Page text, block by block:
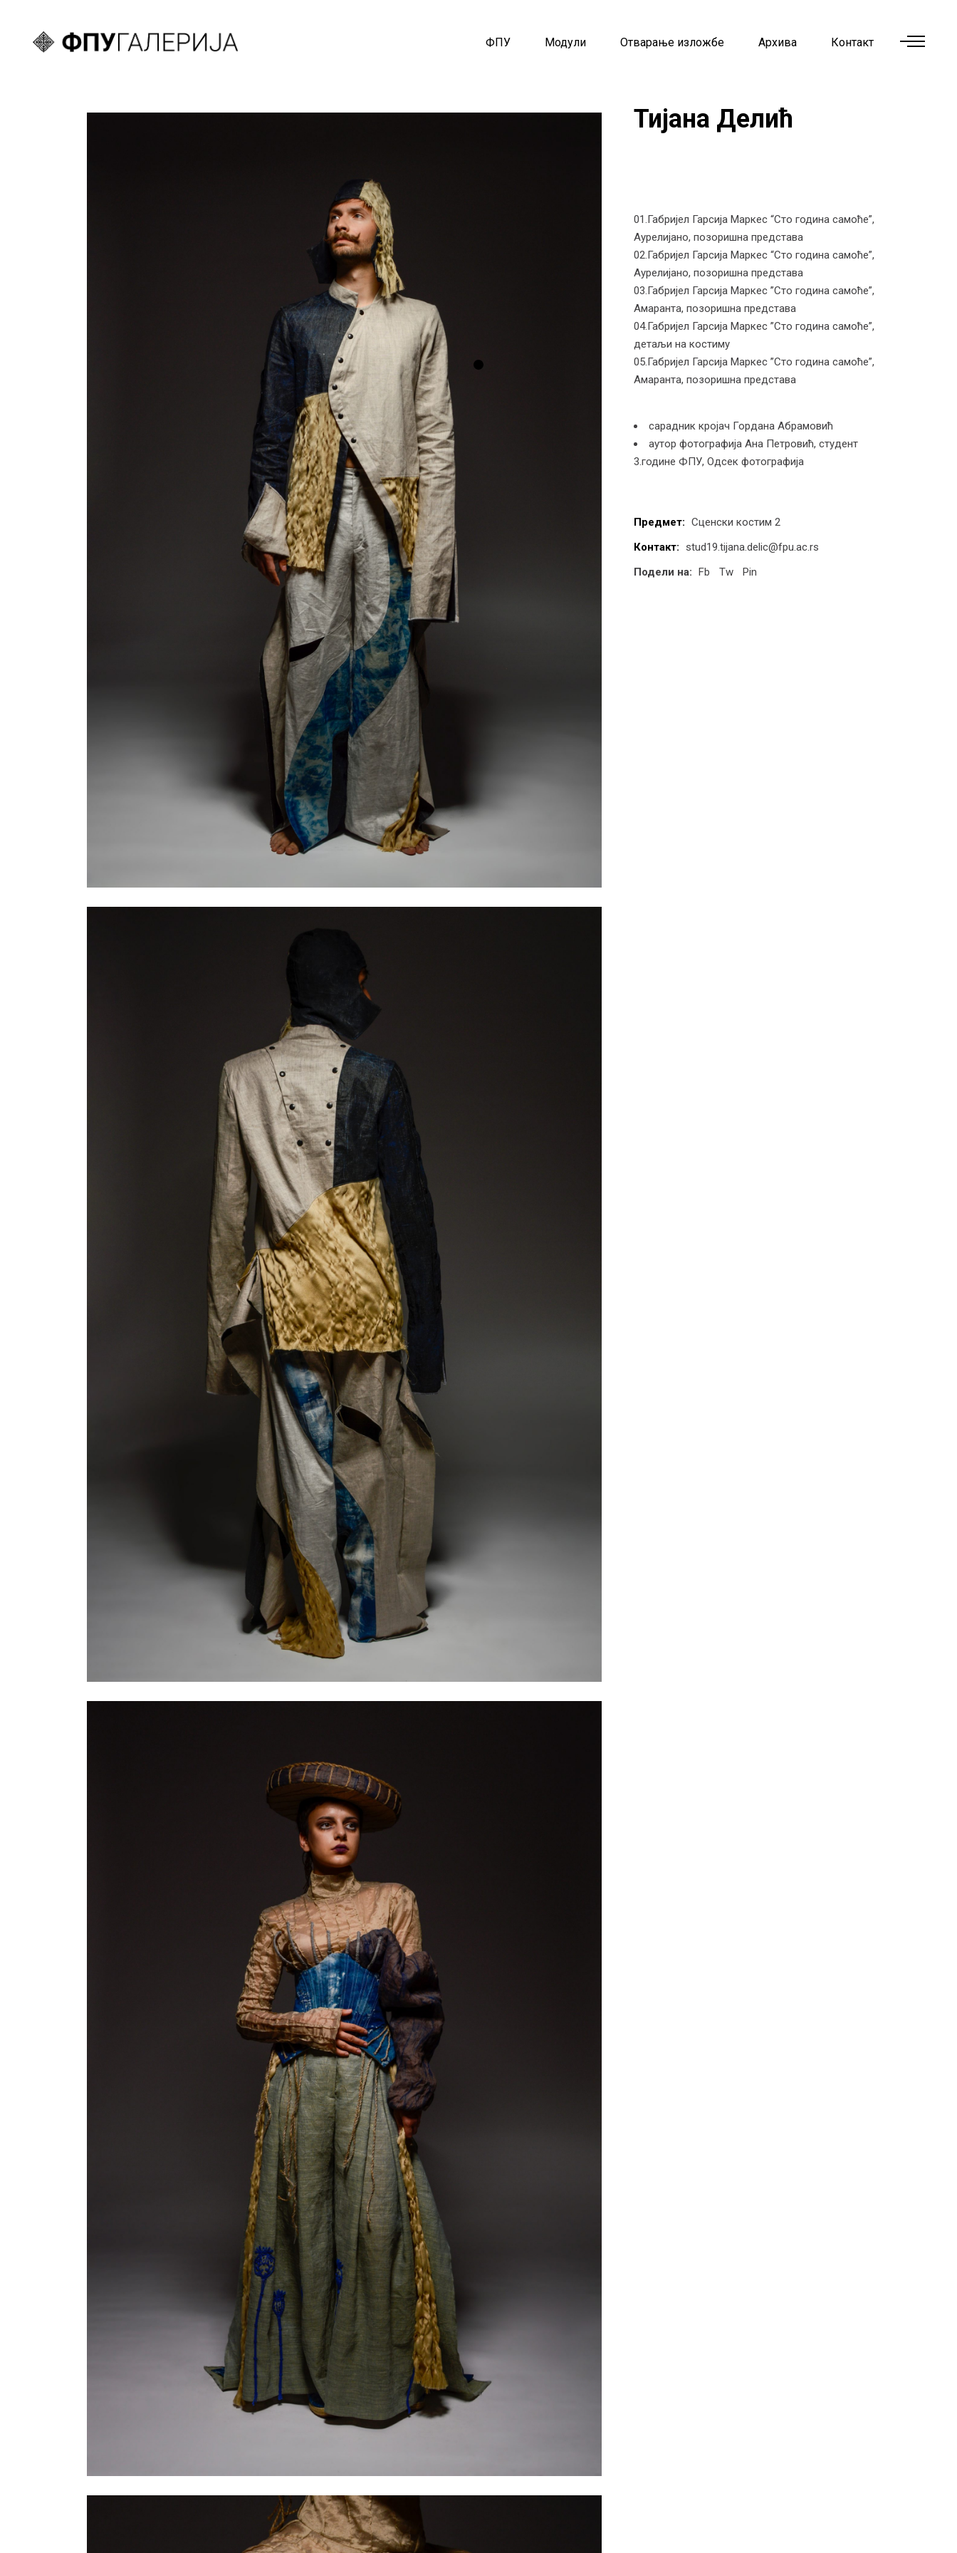
ФПУ Модули Отварање изложбе Архива Контакт
Тијана Делић
01.Габријел Гарсија Маркес “Сто година самоће”,
Аурелијано, позоришна представа
02.Габријел Гарсија Маркес “Сто година самоће”,
Аурелијано, позоришна представа
03.Габријел Гарсија Маркес ”Сто година самоће”,
Амаранта, позоришна представа
04.Габријел Гарсија Маркес ”Сто година самоће”,
детаљи на костиму
05.Габријел Гарсија Маркес ”Сто година самоће”,
Амаранта, позоришна представа
сарадник кројач Гордана Абрамовић
аутор фотографија Ана Петровић, студент
3.године ФПУ, Одсек фотографија
Предмет: Сценски костим 2
Контакт:
stud19.tijana.delic@fpu.ac.rs
Подели на: Fb Tw Pin